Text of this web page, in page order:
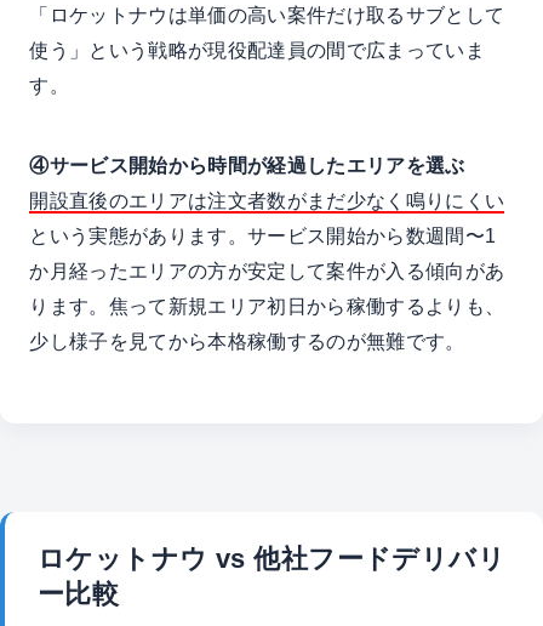
「ロケットナウは単価の高い案件だけ取るサブとして
使う」という戦略が現役配達員の間で広まっていま
す。
④サービス開始から時間が経過したエリアを選ぶ
開設直後のエリアは注文者数がまだ少なく鳴りにくい
という実態があります。サービス開始から数週間〜1
か月経ったエリアの方が安定して案件が入る傾向があ
ります。焦って新規エリア初日から稼働するよりも、
少し様子を見てから本格稼働するのが無難です。
ロケットナウ vs 他社フードデリバリ
ー比較